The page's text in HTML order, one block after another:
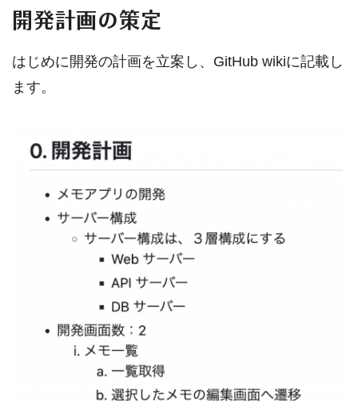
開発計画の策定
はじめに開発の計画を立案し、GitHub wikiに記載し
ます。